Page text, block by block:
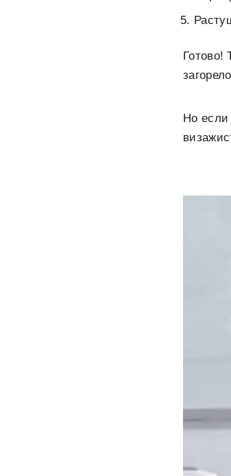
Готово!
Но если